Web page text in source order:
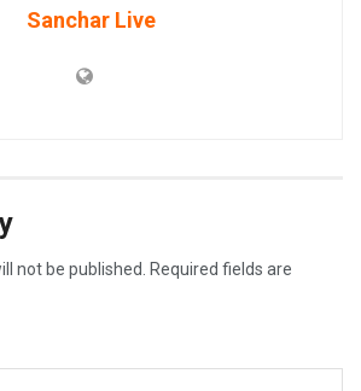
Sanchar Live
not be published.
Required fields are